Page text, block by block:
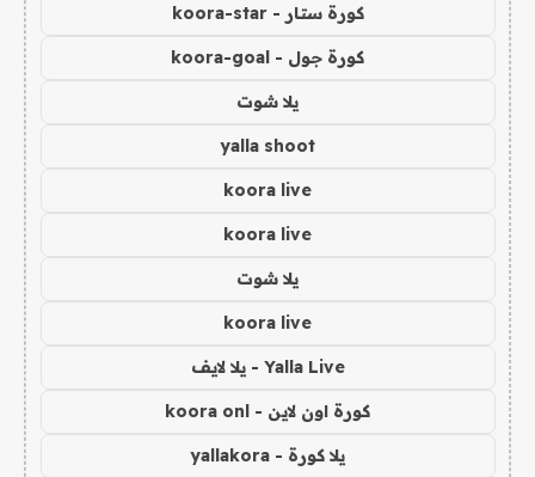
كورة ستار - koora-star
كورة جول - koora-goal
يلا شوت
yalla shoot
koora live
koora live
يلا شوت
koora live
Yalla Live - يلا لايف
كورة اون لاين - koora onl
يلا كورة - yallakora